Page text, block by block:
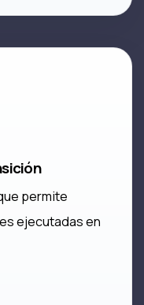
permite
ejecutadas en